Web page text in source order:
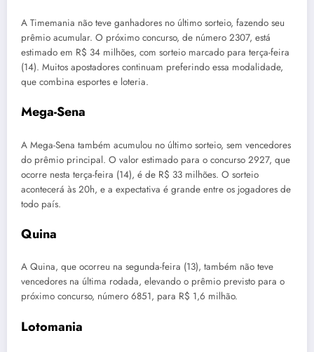
A Timemania não teve ganhadores no último sorteio, fazendo seu
prêmio acumular. O próximo concurso, de número 2307, está
estimado em R$ 34 milhões, com sorteio marcado para terça-feira
(14). Muitos apostadores continuam preferindo essa modalidade,
que combina esportes e loteria.
Mega-Sena
A Mega-Sena também acumulou no último sorteio, sem vencedores
do prêmio principal. O valor estimado para o concurso 2927, que
ocorre nesta terça-feira (14), é de R$ 33 milhões. O sorteio
acontecerá às 20h, e a expectativa é grande entre os jogadores de
todo país.
Quina
A Quina, que ocorreu na segunda-feira (13), também não teve
vencedores na última rodada, elevando o prêmio previsto para o
próximo concurso, número 6851, para R$ 1,6 milhão.
Lotomania